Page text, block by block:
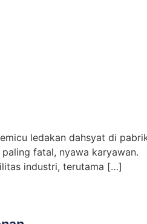
ledakan dahsyat di
fatal, nyawa karyawan.
industri, terutama […]